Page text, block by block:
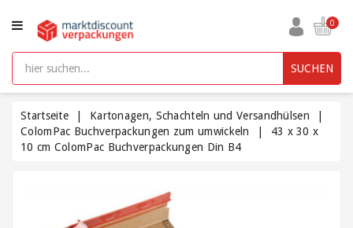
Aufbewahrungsboxen
kunststoff
mit
Deckel
Beutel
Bürobedarf
0
SUCHEN
Startseite
Kartonagen, Schachteln und Versandhülsen
ColomPac Buchverpackungen zum umwickeln
43 x 30 x
10 cm ColomPac Buchverpackungen Din B4